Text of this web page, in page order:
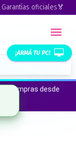
oficiales🏅
¡ARMÁ TU PC!
en compras desde